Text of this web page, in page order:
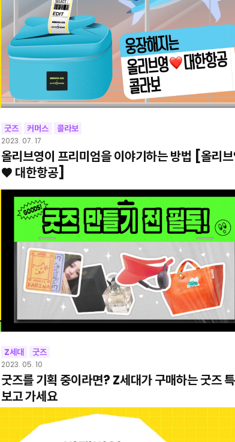
굿즈 커머스 콜라보
2023. 07. 17
올리브영이 프리미엄을 이야기하는 방법 [올리
♥ 대한항공]
Z세대 굿즈
2023. 05. 10
굿즈를 기획 중이라면? Z세대가 구매하는 굿즈
보고 가세요